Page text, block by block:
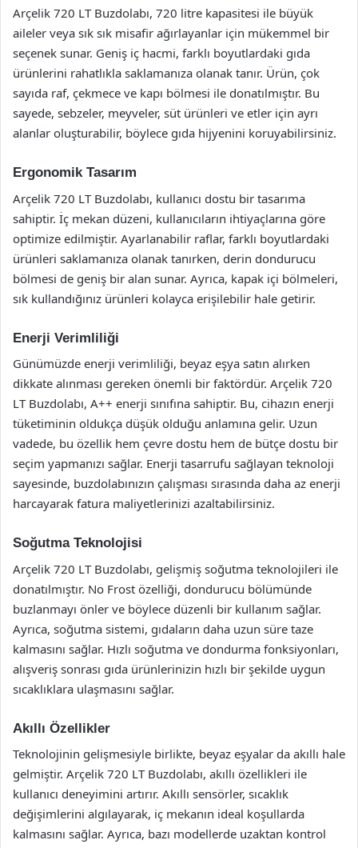
Arçelik 720 LT Buzdolabı, 720 litre kapasitesi ile büyük
aileler veya sık sık misafir ağırlayanlar için mükemmel bir
seçenek sunar. Geniş iç hacmi, farklı boyutlardaki gıda
ürünlerini rahatlıkla saklamanıza olanak tanır. Ürün, çok
sayıda raf, çekmece ve kapı bölmesi ile donatılmıştır. Bu
sayede, sebzeler, meyveler, süt ürünleri ve etler için ayrı
alanlar oluşturabilir, böylece gıda hijyenini koruyabilirsiniz.
Ergonomik Tasarım
Arçelik 720 LT Buzdolabı, kullanıcı dostu bir tasarıma
sahiptir. İç mekan düzeni, kullanıcıların ihtiyaçlarına göre
optimize edilmiştir. Ayarlanabilir raflar, farklı boyutlardaki
ürünleri saklamanıza olanak tanırken, derin dondurucu
bölmesi de geniş bir alan sunar. Ayrıca, kapak içi bölmeleri,
sık kullandığınız ürünleri kolayca erişilebilir hale getirir.
Enerji Verimliliği
Günümüzde enerji verimliliği, beyaz eşya satın alırken
dikkate alınması gereken önemli bir faktördür. Arçelik 720
LT Buzdolabı, A++ enerji sınıfına sahiptir. Bu, cihazın enerji
tüketiminin oldukça düşük olduğu anlamına gelir. Uzun
vadede, bu özellik hem çevre dostu hem de bütçe dostu bir
seçim yapmanızı sağlar. Enerji tasarrufu sağlayan teknoloji
sayesinde, buzdolabınızın çalışması sırasında daha az enerji
harcayarak fatura maliyetlerinizi azaltabilirsiniz.
Soğutma Teknolojisi
Arçelik 720 LT Buzdolabı, gelişmiş soğutma teknolojileri ile
donatılmıştır. No Frost özelliği, dondurucu bölümünde
buzlanmayı önler ve böylece düzenli bir kullanım sağlar.
Ayrıca, soğutma sistemi, gıdaların daha uzun süre taze
kalmasını sağlar. Hızlı soğutma ve dondurma fonksiyonları,
alışveriş sonrası gıda ürünlerinizin hızlı bir şekilde uygun
sıcaklıklara ulaşmasını sağlar.
Akıllı Özellikler
Teknolojinin gelişmesiyle birlikte, beyaz eşyalar da akıllı hale
gelmiştir. Arçelik 720 LT Buzdolabı, akıllı özellikleri ile
kullanıcı deneyimini artırır. Akıllı sensörler, sıcaklık
değişimlerini algılayarak, iç mekanın ideal koşullarda
kalmasını sağlar. Ayrıca, bazı modellerde uzaktan kontrol